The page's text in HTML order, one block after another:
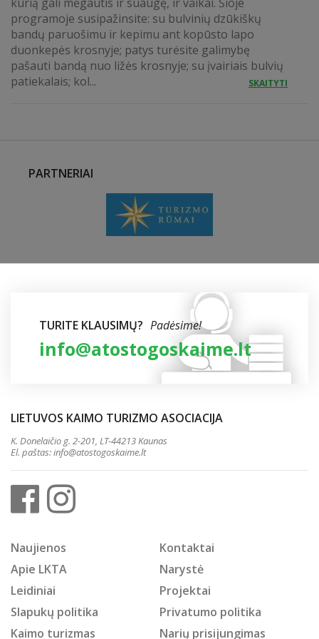
programoje susipažinsite: su bulvinių dzūkiškų
bandų paruošimu ir kepimu ant kopūsto lapo
duonkepės krosnyje; patys turėsite galimybę
pašauti bandą nuo ližės krosnyje; su įvairiais bulvių
patiekalais; kol...
SKAITYTI
PARTNERIAI
TURITE KLAUSIMŲ? Padėsime!
info@atostogoskaime.lt
LIETUVOS KAIMO TURIZMO ASOCIACIJA
K. Donelaičio g. 2-201, LT-44213 Kaunas
El. paštas:info@atostogoskaime.lt
Naujienos
Kontaktai
Apie LKTA
Narystė
Leidiniai
Projektai
Slapukų politika
Privatumo politika
Kaimo turizmas
Narių prisijungimas